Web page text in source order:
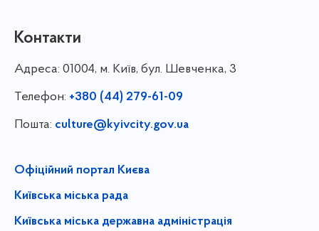
Контакти
Адреса: 01004, м. Київ, бул. Шевченка, 3
Телефон: +380 (44) 279-61-09
Пошта: culture@kyivcity.gov.ua
Офіційний портал Києва
Київська міська рада
Київська міська державна адміністрація